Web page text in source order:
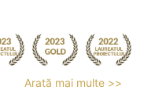
Arată mai multe >>